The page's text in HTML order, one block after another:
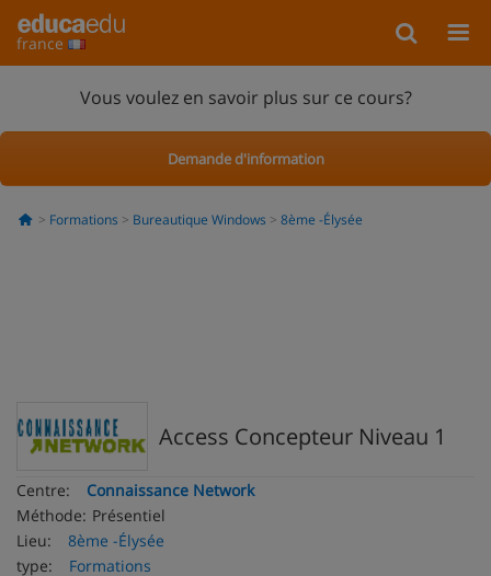
france
Vous voulez en savoir plus sur ce cours?
Demande d'information
Formations Bureautique Windows 8ème -Élysée
Access Concepteur Niveau 1
Centre:
Connaissance Network
Méthode: Présentiel
Lieu:
8ème -Élysée
type:
Formations